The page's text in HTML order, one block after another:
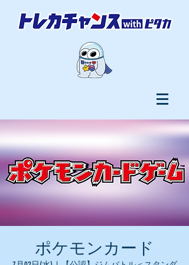
ポケモンカード